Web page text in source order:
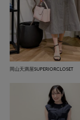
岡山天満屋SUPERIORCLOSET